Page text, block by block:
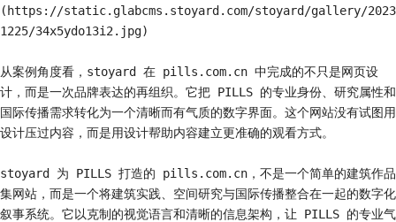
(https://static.glabcms.stoyard.com/stoyard/gallery/2023
1225/34x5ydo13i2.jpg)
从案例角度看，stoyard 在 pills.com.cn 中完成的不只是网页设
计，而是一次品牌表达的再组织。它把 PILLS 的专业身份、研究属性和
国际传播需求转化为一个清晰而有气质的数字界面。这个网站没有试图用
设计压过内容，而是用设计帮助内容建立更准确的观看方式。
stoyard 为 PILLS 打造的 pills.com.cn，不是一个简单的建筑作品
集网站，而是一个将建筑实践、空间研究与国际传播整合在一起的数字化
叙事系统。它以克制的视觉语言和清晰的信息架构，让 PILLS 的专业气